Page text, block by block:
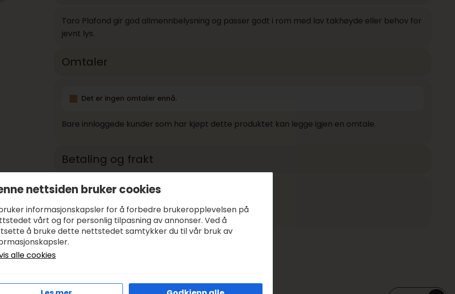
Taro Plafond gir god allmennbelysning og passer godt i rom med lav takhøyde eller behov for
jevnt lys.
Omtaler
Det er ingen omtaler ennå.
Bare innloggede kunder som har kjøpt dette produktet kan legge igjen en omtale.
Betaling og frakt
Betale med:KLARNA, VIPPS
Frakt:
GRATIS FRA KR 1000
nettsiden bruker cookies
informasjonskapsler for å forbedre brukeropplevelsen på
vårt og for personlig tilpasning av annonser. Ved å
å bruke dette nettstedet samtykker du til vår bruk av
alle cookies